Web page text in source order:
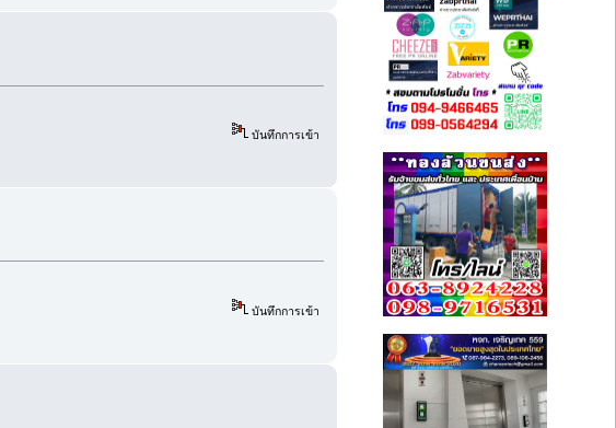
บันทึกการเข้า
บันทึกการเข้า